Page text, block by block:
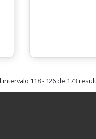
118 - 126 de 173